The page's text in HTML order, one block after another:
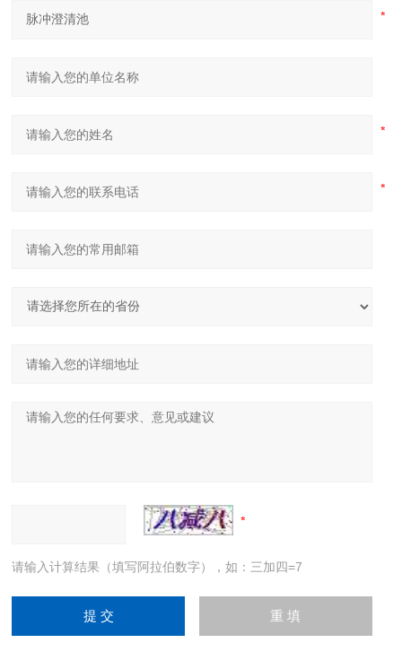
请输入计算结果（填写阿拉伯数字），如：三加四=7